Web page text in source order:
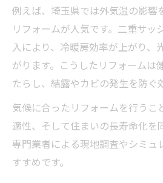
例えば、埼玉県では外気温の影響
リフォームが人気です。二重サッ
入により、冷暖房効率が上がり、
がります。こうしたリフォームは
たらし、結露やカビの発生を防ぐ
気候に合ったリフォームを行うこ
適性、そして住まいの長寿命化を
専門業者による現地調査やシミュ
すすめです。